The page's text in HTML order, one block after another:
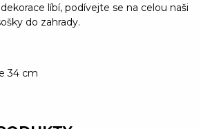
líbí, podívejte se na celou naši
do zahrady.
34 cm